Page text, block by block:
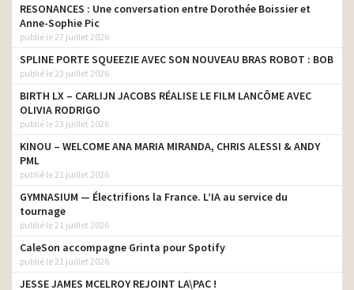
RESONANCES : Une conversation entre Dorothée Boissier et
Anne-Sophie Pic
publié le 27 juillet 2026
SPLINE PORTE SQUEEZIE AVEC SON NOUVEAU BRAS ROBOT : BOB
publié le 23 juillet 2026
BIRTH LX – CARLIJN JACOBS RÉALISE LE FILM LANCÔME AVEC
OLIVIA RODRIGO
publié le 23 juillet 2026
KINOU – WELCOME ANA MARIA MIRANDA, CHRIS ALESSI & ANDY
PML
publié le 21 juillet 2026
GYMNASIUM — Électrifions la France. L’IA au service du
tournage
publié le 21 juillet 2026
CaleSon accompagne Grinta pour Spotify
publié le 21 juillet 2026
JESSE JAMES MCELROY REJOINT LA\PAC !